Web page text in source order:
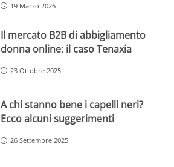
19 Marzo 2026
Il mercato B2B di abbigliamento
donna online: il caso Tenaxia
23 Ottobre 2025
A chi stanno bene i capelli neri?
Ecco alcuni suggerimenti
26 Settembre 2025